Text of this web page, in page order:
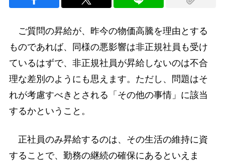
ご質問の昇給が、昨今の物価高騰を理由とする
ものであれば、同様の悪影響は非正規社員も受け
ているはずで、非正規社員が昇給しないのは不合
理な差別のようにも思えます。ただし、問題はそ
れが考慮すべきとされる「その他の事情」に該当
するかということ。
正社員のみ昇給するのは、その生活の維持に資
することで、勤務の継続の確保にあるといえま